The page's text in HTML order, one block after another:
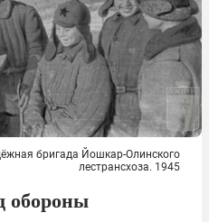
бригада Йошкар-Олинского
лестрансхоза. 1945
обороны